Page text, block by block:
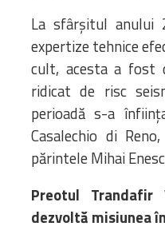
La sfârşitul anului
expertize tehnice
cult, acesta a fost
ridicat de risc
perioadă s-a
Casalechio di
părintele Mihai
Preotul
dezvoltă misiunea